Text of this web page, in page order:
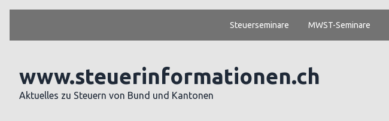
Steuerseminare MWST-Seminare
www.steuerinformationen.ch
Aktuelles zu Steuern von Bund und Kantonen